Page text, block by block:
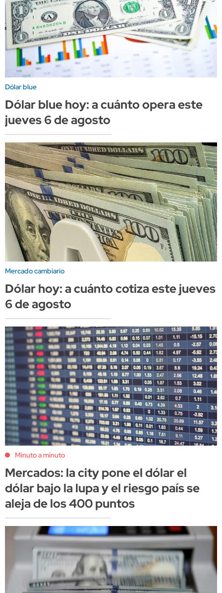
Dólar blue
Dólar blue hoy: a cuánto opera este
jueves 6 de agosto
Mercado cambiario
Dólar hoy: a cuánto cotiza este jueves
6 de agosto
Minuto a minuto
Mercados: la city pone el dólar el
dólar bajo la lupa y el riesgo país se
aleja de los 400 puntos